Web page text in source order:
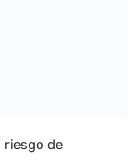
riesgo de